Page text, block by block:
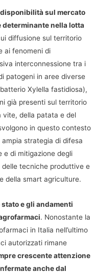
sul mercato
nella lotta
diffusione sul territorio
ai fenomeni di
interconnessione tra i
patogeni in aree diverse
Xylella fastidiosa),
già presenti sul territorio
vite, della patata e del
in questo contesto
ampia strategia di difesa
di mitigazione degli
delle tecniche produttive e
della smart agriculture.
stato e gli andamenti
. Nonostante la
in Italia nell’ultimo
autorizzati rimane
crescente attenzione
anche dal